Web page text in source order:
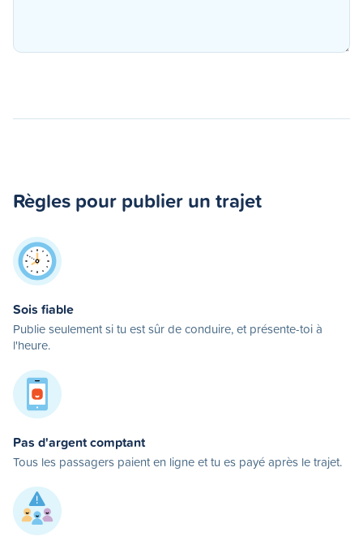
Règles pour publier un trajet
Sois fiable
Publie seulement si tu est sûr de conduire, et présente-toi à
l'heure.
Pas d'argent comptant
Tous les passagers paient en ligne et tu es payé après le trajet.